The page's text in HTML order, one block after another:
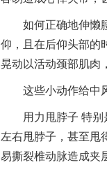
如何正确地伸懒
仰，且在后仰头部的
晃动以活动颈部肌肉
这些小动作给中
用力甩脖子 特
左右甩脖子，甚至甩
易撕裂椎动脉造成夹